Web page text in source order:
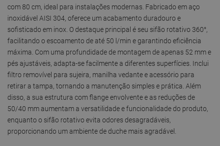
com 80 cm, ideal para instalações modernas. Fabricado em aço
inoxidável AISI 304, oferece um acabamento duradouro e
sofisticado em inox. O destaque principal é seu sifão rotativo 360°,
facilitando o escoamento de até 50 l/min e garantindo eficiência
máxima. Com uma profundidade de montagem de apenas 52 mm e
pés ajustáveis, adapta-se facilmente a diferentes superfícies. Inclui
filtro removível para sujeira, manilha vedante e acessório para
retirar a tampa, tornando a manutenção simples e prática. Além
disso, a sua estrutura com flange envolvente e as reduções de
50/40 mm aumentam a versatilidade e funcionalidade do produto,
enquanto o sifão rotativo evita odores desagradáveis,
proporcionando um ambiente de duche mais agradável.